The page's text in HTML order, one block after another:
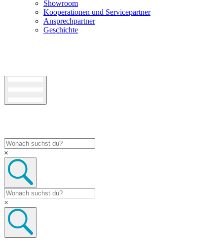
Showroom
Kooperationen und Servicepartner
Ansprechpartner
Geschichte
×
×